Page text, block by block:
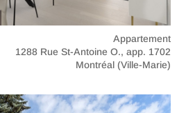
Appartement
1288 Rue St-Antoine O., app. 1702
Montréal (Ville-Marie)